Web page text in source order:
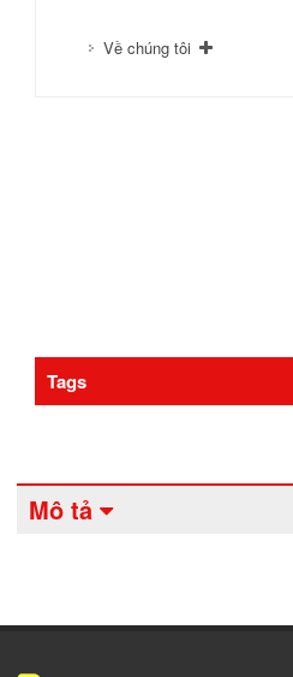
Về chúng tôi
Tags
Mô tả